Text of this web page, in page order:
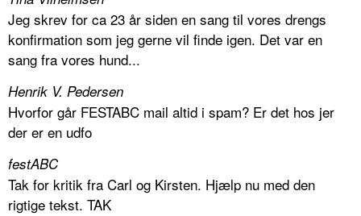
Jeg skrev for ca 23 år siden en sang til vores drengs
konfirmation som jeg gerne vil finde igen. Det var en
sang fra vores hund...
Henrik V. Pedersen
Hvorfor går FESTABC mail altid i spam? Er det hos jer
der er en udfo
festABC
Tak for kritik fra Carl og Kirsten. Hjælp nu med den
rigtige tekst. TAK